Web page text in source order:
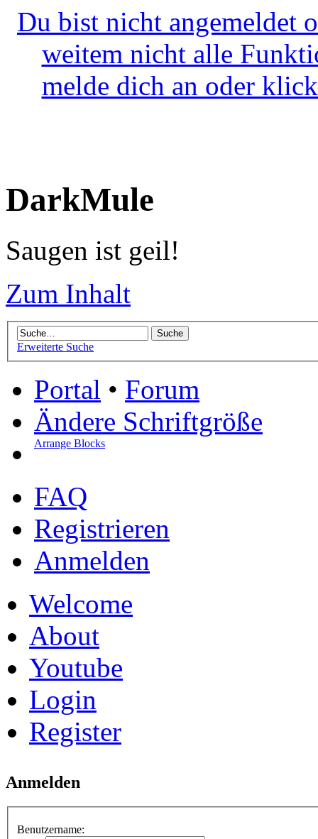
Du bist nicht angemeldet
weitem nicht alle
melde dich an oder
DarkMule
Saugen ist geil!
Zum Inhalt
Erweiterte Suche
Portal • Forum
Ändere Schriftgröße
Arrange Blocks
FAQ
Registrieren
Anmelden
Welcome
About
Youtube
Login
Register
Anmelden
Benutzername: